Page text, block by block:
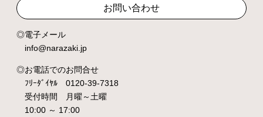
お問い合わせ
電子メール
info@narazaki.jp
お電話でのお問合せ
ﾌﾘｰﾀﾞｲﾔﾙ 0120-39-7318
受付時間 月曜～土曜
10:00 ～ 17:00